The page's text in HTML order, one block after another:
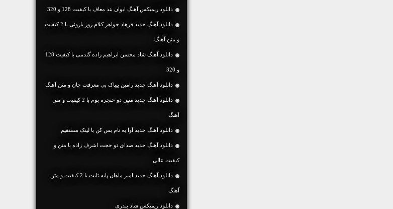
دانلود ریمیکس آهنگ ایوان بند معاف با کیفیت 128 و 320
دانلود آهنگ جديد فرهاد جواهر کلام روز بارونی با 2 کیفیت
و متن آهنگ
دانلود آهنگ شاد محسن ابراهیم زاده گندمی با کیفیت 128
و 320
دانلود آهنگ جديد رامین بیباک بی معرفت جان و متن آهنگ
دانلود آهنگ جديد متین دو حنجره بوم با 2 کیفیت و متن
آهنگ
دانلود آهنگ جديد آوا به نام بس کن با لینک مستقیم
دانلود آهنگ جديد صدای تو حجت اشرف زاده با متن و
کیفیت عالی
دانلود آهنگ جديد امیر ماهان پایه ثابت با 2 کیفیت و متن
آهنگ
دانلود ریمیکس شاد بندری